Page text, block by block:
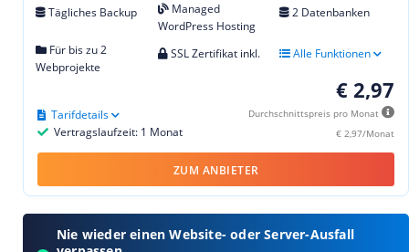
Tägliches Backup
Managed
WordPress Hosting
2 Datenbanken
Für bis zu 2
Webprojekte
SSL Zertifikat inkl. Alle Funktionen
€ 2,97
Durchschnittspreis pro Monat
€ 2,97/Monat
Vertragslaufzeit: 1 Monat
Tarifdetails
ZUM ANBIETER
Nie wieder einen Website- oder Server-Ausfall